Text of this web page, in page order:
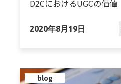
D2CにおけるUGCの価値
2020年8月19日
blog